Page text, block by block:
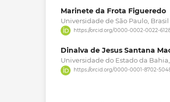
Marinete da Frota Figueredo
Universidade de São Paulo, Brasil
https://orcid.org/0000-0002-0022-
Dinalva de Jesus Santana
Universidade do Estado da
https://orcid.org/0000-0001-8702-